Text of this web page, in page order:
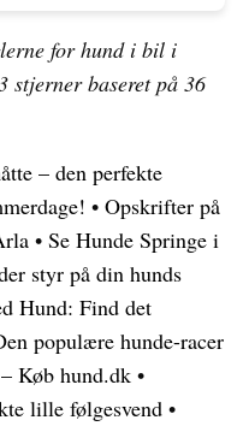
for hund i bil i
stjerner baseret på 36
– den perfekte
• Opskrifter på
• Se Hunde Springe i
styr på din hunds
Hund: Find det
populære hunde-racer
Køb hund.dk •
lille følgesvend •